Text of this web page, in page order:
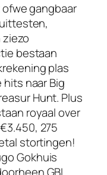
gangbaar
bestaan
plas
naar Big
Hunt. Plus
royaal over
275
stortingen!
Gokhuis